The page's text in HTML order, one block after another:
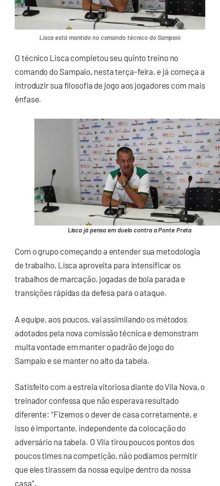
Lisca está mantido no comando técnico do Sampaio
O técnico Lisca completou seu quinto treino no
comando do Sampaio, nesta terça-feira, e já começa a
introduzir sua filosofia de jogo aos jogadores com mais
ênfase.
Lisca já pensa em duelo contra a Ponte Preta
Com o grupo começando a entender sua metodologia
de trabalho, Lisca aproveita para intensificar os
trabalhos de marcação, jogadas de bola parada e
transições rápidas da defesa para o ataque.
A equipe, aos poucos, vai assimilando os métodos
adotados pela nova comissão técnica e demonstram
muita vontade em manter o padrão de jogo do
Sampaio e se manter no alto da tabela.
Satisfeito com a estreia vitoriosa diante do Vila Nova, o
treinador confessa que não esperava resultado
diferente: “Fizemos o dever de casa corretamente, e
isso é importante, independente da colocação do
adversário na tabela. O Vila tirou poucos pontos dos
poucos times na competição, não podíamos permitir
que eles tirassem da nossa equipe dentro da nossa
casa”.